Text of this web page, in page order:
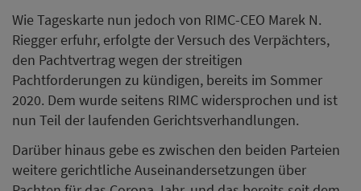
Wie Tageskarte nun jedoch von RIMC-CEO Marek N.
Riegger erfuhr, erfolgte der Versuch des Verpächters,
den Pachtvertrag wegen der streitigen
Pachtforderungen zu kündigen, bereits im Sommer
2020. Dem wurde seitens RIMC widersprochen und ist
nun Teil der laufenden Gerichtsverhandlungen.
Darüber hinaus gebe es zwischen den beiden Parteien
weitere gerichtliche Auseinandersetzungen über